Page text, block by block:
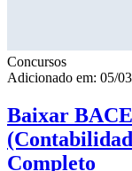
Concursos
Adicionado em: 05/
Baixar
Completo